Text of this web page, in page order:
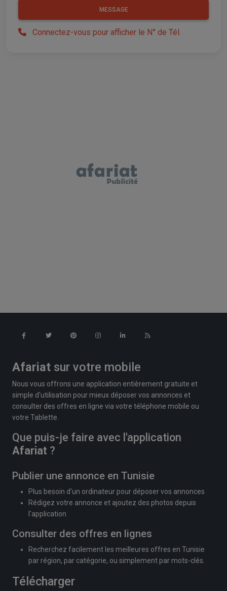
MESSAGE
Connectez-vous pour afficher le N° de Tél.
Afariat sur votre mobile
Nous vous offrons une application entièrement gratuite et
simple d'utilisation pour mieux déposer vos annonces et
consulter des offres en ligne via votre téléphone mobile ou
votre Tablette.
Que puis-je faire avec l'application
Afariat ?
Publier une annonce en Tunisie
Plus besoin d'un ordinateur pour déposer vos annonces
Rédigez votre annonce et ajoutez des photos depuis
l'application
Consulter des offres en lignes
Recherchez facilement les meilleures offres en Tunisie
par région, par catégorie, ou simplement par mots-clés.
Télécharger